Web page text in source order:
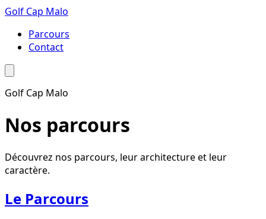
Golf Cap Malo
Parcours
Contact
Golf Cap Malo
Nos parcours
Découvrez nos parcours, leur architecture et leur
caractère.
Le Parcours